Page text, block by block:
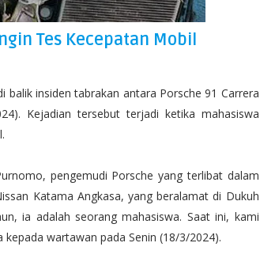
Tes Kecepatan Mobil
balik insiden tabrakan antara Porsche 91 Carrera
Kejadian tersebut terjadi ketika mahasiswa
pengemudi Porsche yang terlibat dalam
Katama Angkasa, yang beralamat di Dukuh
ia adalah seorang mahasiswa. Saat ini, kami
wartawan pada Senin (18/3/2024).